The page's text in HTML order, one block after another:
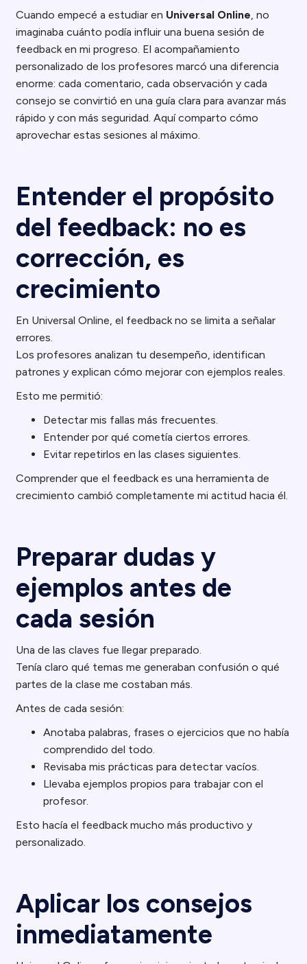
Cuando empecé a estudiar en Universal Online, no
imaginaba cuánto podía influir una buena sesión de
feedback en mi progreso. El acompañamiento
personalizado de los profesores marcó una diferencia
enorme: cada comentario, cada observación y cada
consejo se convirtió en una guía clara para avanzar más
rápido y con más seguridad. Aquí comparto cómo
aprovechar estas sesiones al máximo.
Entender el propósito
del feedback: no es
corrección, es
crecimiento
En Universal Online, el feedback no se limita a señalar
errores.
Los profesores analizan tu desempeño, identifican
patrones y explican cómo mejorar con ejemplos reales.
Esto me permitió:
Detectar mis fallas más frecuentes.
Entender por qué cometía ciertos errores.
Evitar repetirlos en las clases siguientes.
Comprender que el feedback es una herramienta de
crecimiento cambió completamente mi actitud hacia él.
Preparar dudas y
ejemplos antes de
cada sesión
Una de las claves fue llegar preparado.
Tenía claro qué temas me generaban confusión o qué
partes de la clase me costaban más.
Antes de cada sesión:
Anotaba palabras, frases o ejercicios que no había
comprendido del todo.
Revisaba mis prácticas para detectar vacíos.
Llevaba ejemplos propios para trabajar con el
profesor.
Esto hacía el feedback mucho más productivo y
personalizado.
Aplicar los consejos
inmediatamente